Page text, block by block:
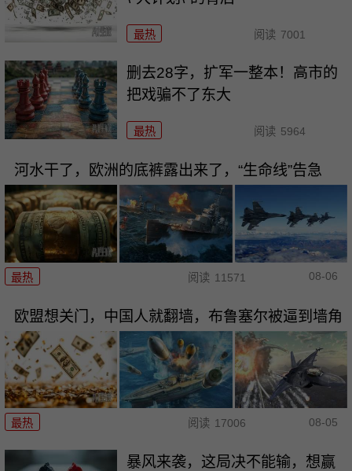
最热 阅读 7001
删去28字，扩军一整本！高市的
把戏骗不了东大
最热 阅读 5964
河水干了，欧洲的底裤露出来了，“生命线”告急
最热 阅读 11571 08-06
欧盟想关门，中国人就翻墙，布鲁塞尔被逼到墙角
最热 阅读 17006 08-05
暴风来袭，这局决不能输，想赢